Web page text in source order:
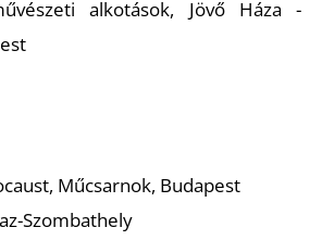
alkotások, Jövő Háza -
Műcsarnok, Budapest
Szombathely